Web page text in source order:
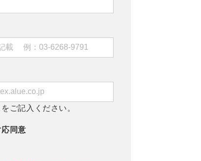
ご記入ください。
同意